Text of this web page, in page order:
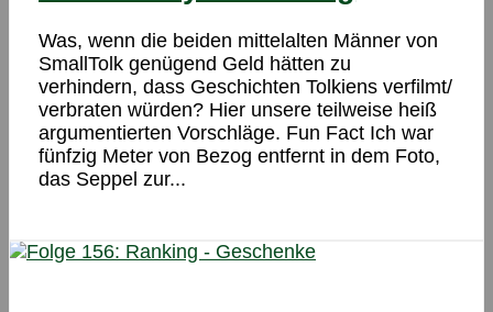
Was, wenn die beiden mittelalten Männer von
SmallTolk genügend Geld hätten zu
verhindern, dass Geschichten Tolkiens verfilmt/
verbraten würden? Hier unsere teilweise heiß
argumentierten Vorschläge. Fun Fact Ich war
fünfzig Meter von Bezog entfernt in dem Foto,
das Seppel zur...